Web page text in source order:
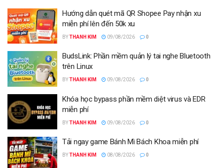
Hướng dẫn quét mã QR Shopee Pay nhận xu
miễn phí lên đến 50k xu
BYTHANH KIM 09/08/2026 0
BudsLink: Phần mềm quản lý tai nghe Bluetooth
trên Linux
BYTHANH KIM 09/08/2026 0
Khóa học bypass phần mềm diệt virus và EDR
miễn phí
BYTHANH KIM 09/08/2026 0
Tải ngay game Bánh Mì Bách Khoa miễn phí
BYTHANH KIM 08/08/2026 0